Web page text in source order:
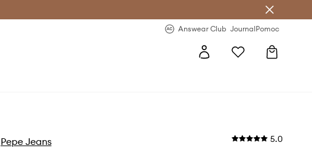
Answear Club JournalPomoc
Pepe Jeans 5.0